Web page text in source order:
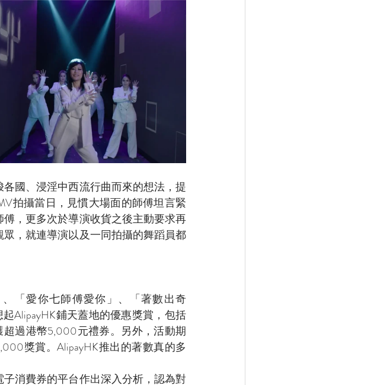
國、浸淫中西流行曲而來的想法，提
拍攝當日，見慣大場面的師傅坦言緊
，更多次於導演收貨之後主動要求再
，就連導演以及一同拍攝的舞蹈員都
「愛你七師傅愛你」、「著數出奇
AlipayHK鋪天蓋地的優惠獎賞，包括
過港幣5,000元禮券。另外，活動期
獎賞。AlipayHK推出的著數真的多
消費券的平台作出深入分析，認為對